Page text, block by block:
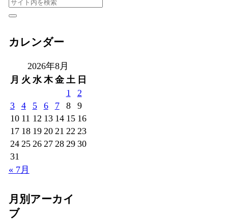
カレンダー
2026年8月
月 火 水 木 金 土 日
1
2
3
4 5 6 7 8
9
10 11 12 13 14 15 16
17 18 19 20 21 22 23
24 25 26 27 28 29 30
31
« 7月
月別アーカイ
ブ